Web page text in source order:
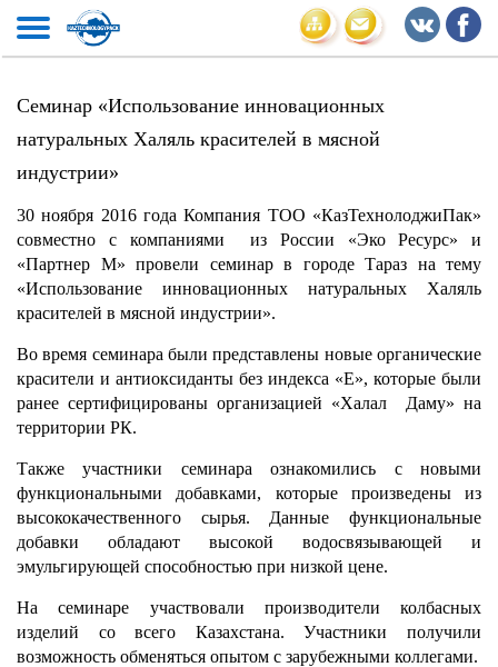
Семинар «Использование инновационных
натуральных Халяль красителей в мясной
индустрии»
30 ноября 2016 года Компания ТОО «КазТехнолоджиПак»
совместно с компаниями из России «Эко Ресурс» и
«Партнер М» провели семинар в городе Тараз на тему
«Использование инновационных натуральных Халяль
красителей в мясной индустрии».
Во время семинара были представлены новые органические
красители и антиоксиданты без индекса «Е», которые были
ранее сертифицированы организацией «Халал Даму» на
территории РК.
Также участники семинара ознакомились с новыми
функциональными добавками, которые произведены из
высококачественного сырья. Данные функциональные
добавки обладают высокой водосвязывающей и
эмульгирующей способностью при низкой цене.
На семинаре участвовали производители колбасных
изделий со всего Казахстана. Участники получили
возможность обменяться опытом с зарубежными коллегами.